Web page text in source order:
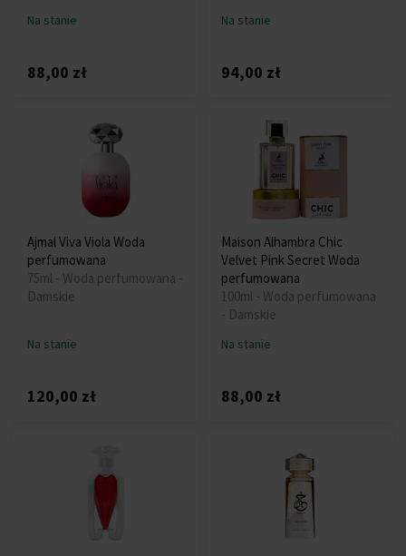
Na stanie
88,00 zł
Na stanie
94,00 zł
Ajmal Viva Viola Woda
perfumowana
75ml - Woda perfumowana -
Damskie
Na stanie
120,00 zł
Maison Alhambra Chic
Velvet Pink Secret Woda
perfumowana
100ml - Woda perfumowana
- Damskie
Na stanie
88,00 zł